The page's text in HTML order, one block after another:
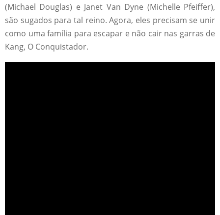
(Michael Douglas) e Janet Van Dyne (Michelle Pfeiffer),
são sugados para tal reino. Agora, eles precisam se unir
como uma família para escapar e não cair nas garras de
Kang, O Conquistador.